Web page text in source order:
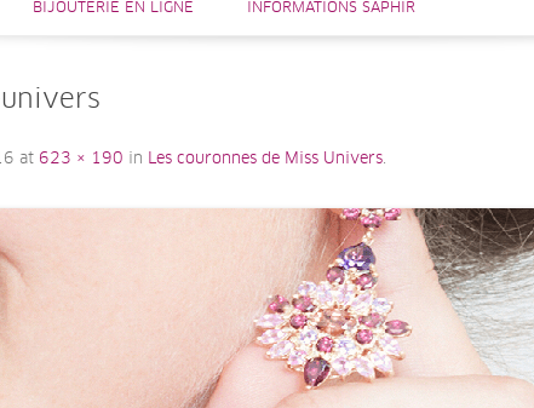
BIJOUTERIE EN LIGNE INFORMATIONS SAPHIR
at 623 × 190 in Les couronnes de Miss Univers.